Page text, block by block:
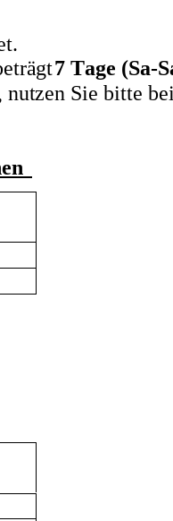
7 Tage (Sa-
Sie bitte